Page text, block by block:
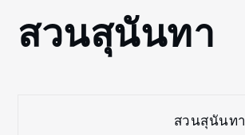
สวนสุนันทา
สวนสุนันทา